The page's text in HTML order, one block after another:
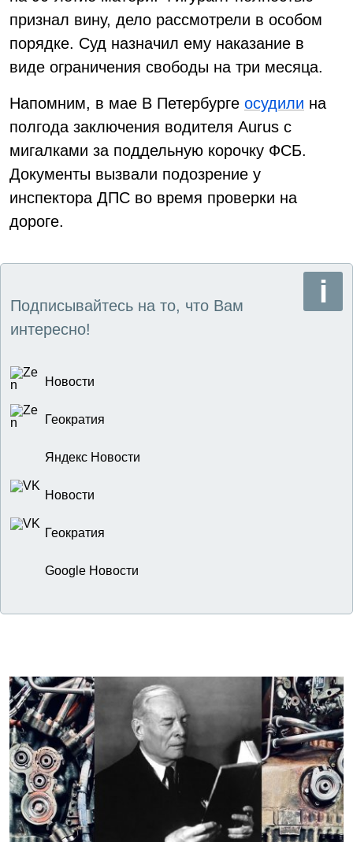
признал вину, дело рассмотрели в особом
порядке. Суд назначил ему наказание в
виде ограничения свободы на три месяца.
Напомним, в мае В Петербурге осудили на
полгода заключения водителя Aurus с
мигалками за поддельную корочку ФСБ.
Документы вызвали подозрение у
инспектора ДПС во время проверки на
дороге.
Подписывайтесь на то, что Вам
интересно!
Новости
Геократия
Яндекс Новости
Новости
Геократия
Google Новости